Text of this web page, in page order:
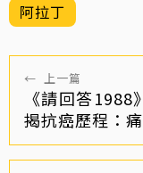
阿拉丁
← 上一篇
《請回答
揭抗癌歷程：